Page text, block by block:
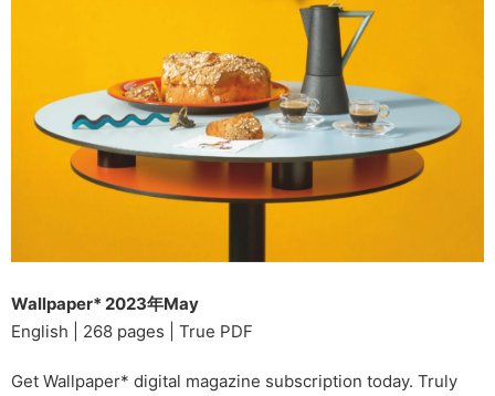
Wallpaper* 2023年May
English | 268 pages | True PDF
Get Wallpaper* digital magazine subscription today. Truly